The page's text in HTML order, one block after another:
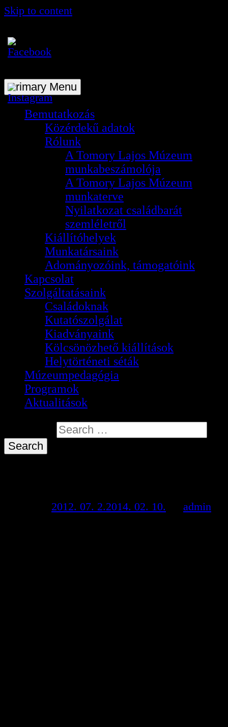
Skip to content
A Tomory Lajos Múzeum hivatalos
honlapja
Primary Menu
Bemutatkozás
Közérdekű adatok
Rólunk
A Tomory Lajos Múzeum
munkabeszámolója
A Tomory Lajos Múzeum
munkaterve
Nyilatkozat családbarát
szemléletről
Kiállítóhelyek
Munkatársaink
Adományozóink, támogatóink
Kapcsolat
Szolgáltatásaink
Családoknak
Kutatószolgálat
Kiadványaink
Kölcsönözhető kiállítások
Helytörténeti séták
Múzeumpedagógia
Programok
Aktualitások
2012. 07. 2.2014. 02. 10.
admin